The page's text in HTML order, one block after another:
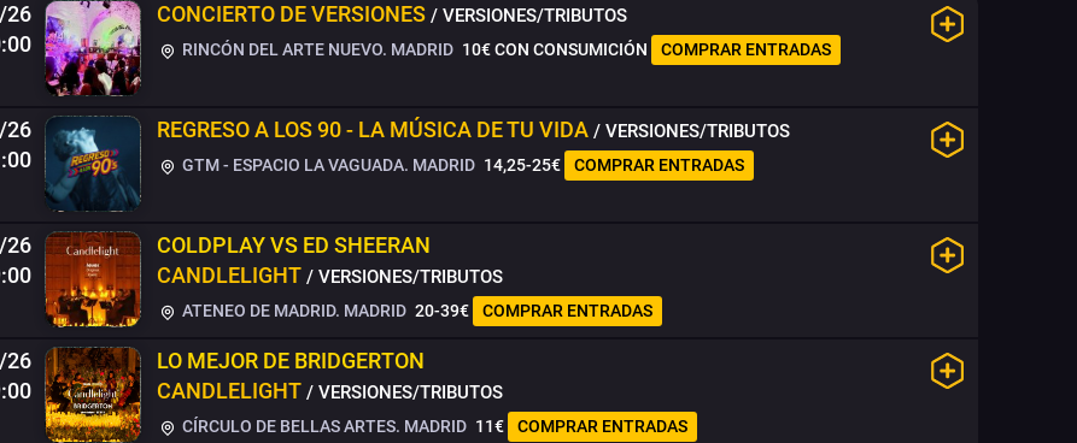
26
CONCIERTO DE VERSIONES / VERSIONES/TRIBUTOS
RINCÓN DEL ARTE NUEVO. MADRID 10€CON CONSUMICIÓN COMPRAR ENTRADAS
26
REGRESO A LOS 90 - LA MÚSICA DE TU VIDA / VERSIONES/TRIBUTOS
GTM - ESPACIO LA VAGUADA. MADRID 14,25-25€ COMPRAR ENTRADAS
26
COLDPLAY VS ED SHEERAN
CANDLELIGHT / VERSIONES/TRIBUTOS
ATENEO DE MADRID. MADRID 20-39€ COMPRAR ENTRADAS
26
LO MEJOR DE BRIDGERTON
CANDLELIGHT / VERSIONES/TRIBUTOS
CÍRCULO DE BELLAS ARTES. MADRID 11€ COMPRAR ENTRADAS